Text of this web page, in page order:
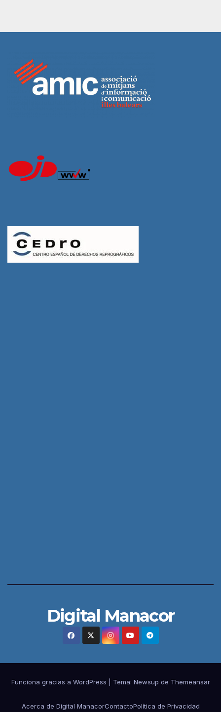
Digital Manacor
Funciona gracias a WordPress Tema: Newsup de Themeansar
Acerca de Digital ManacorContactoPolítica de Privacidad